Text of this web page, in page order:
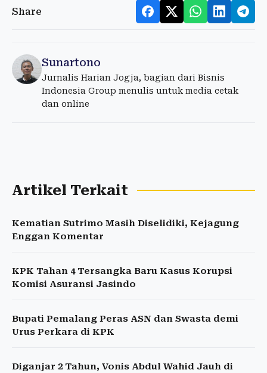
Share
Sunartono
Jurnalis Harian Jogja, bagian dari Bisnis
Indonesia Group menulis untuk media cetak
dan online
Artikel Terkait
Kematian Sutrimo Masih Diselidiki, Kejagung
Enggan Komentar
KPK Tahan 4 Tersangka Baru Kasus Korupsi
Komisi Asuransi Jasindo
Bupati Pemalang Peras ASN dan Swasta demi
Urus Perkara di KPK
Diganjar 2 Tahun, Vonis Abdul Wahid Jauh di